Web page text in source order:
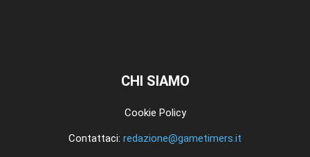
CHI SIAMO
Cookie Policy
Contattaci: redazione@gametimers.it